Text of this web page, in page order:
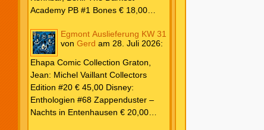
€ 4,90 Horror Schocker #81 € 4,90
Academy PB #1 Bones € 18,00
Trilogie PB #3 To Spark a Fae War €
18,00 Bramble Hardcover Priest: Lie
Huo Jiao Chou HC #1 Drowning
Sorrows in Raging Fire € 25,00
Carlsen Davon, Isla: Blackened
Blade PB #3 Of Blackened Blood €
18,00
Egmont Auslieferung KW 31
von Gerd am 28. Juli 2026:
Ehapa Comic Collection Graton,
Jean: Michel Vaillant Collectors
Edition #20 € 45,00 Disney:
Enthologien #68 Zappenduster –
Nachts in Entenhausen € 20,00